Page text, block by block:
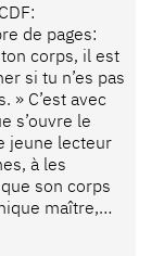
de pages:
corps, il est
si tu n’es pas
» C’est avec
s’ouvre le
jeune lecteur
à les
son corps
maître,…